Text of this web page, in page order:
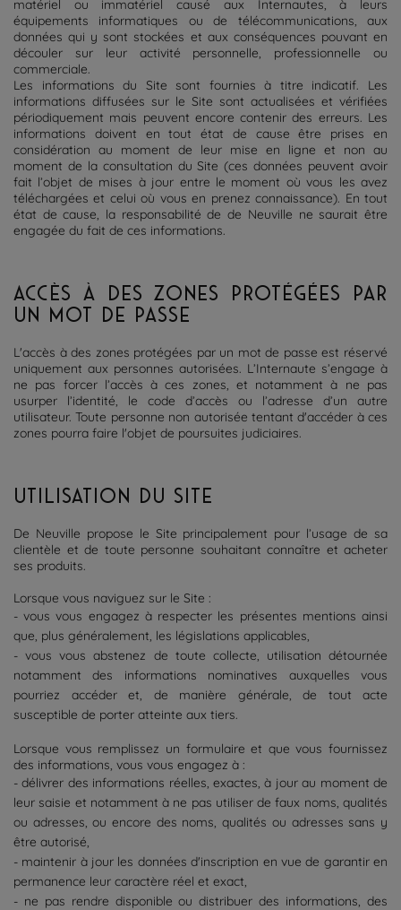
équipements informatiques ou de télécommunications, aux
données qui y sont stockées et aux conséquences pouvant en
découler sur leur activité personnelle, professionnelle ou
commerciale.
Les informations du Site sont fournies à titre indicatif. Les
informations diffusées sur le Site sont actualisées et vérifiées
périodiquement mais peuvent encore contenir des erreurs. Les
informations doivent en tout état de cause être prises en
considération au moment de leur mise en ligne et non au
moment de la consultation du Site (ces données peuvent avoir
fait l’objet de mises à jour entre le moment où vous les avez
téléchargées et celui où vous en prenez connaissance). En tout
état de cause, la responsabilité de de Neuville ne saurait être
engagée du fait de ces informations.
ACCÈS À DES ZONES PROTÉGÉES PAR
UN MOT DE PASSE
L'accès à des zones protégées par un mot de passe est réservé
uniquement aux personnes autorisées. L’Internaute s’engage à
ne pas forcer l’accès à ces zones, et notamment à ne pas
usurper l’identité, le code d’accès ou l’adresse d’un autre
utilisateur. Toute personne non autorisée tentant d'accéder à ces
zones pourra faire l'objet de poursuites judiciaires.
UTILISATION DU SITE
De Neuville propose le Site principalement pour l’usage de sa
clientèle et de toute personne souhaitant connaître et acheter
ses produits.
Lorsque vous naviguez sur le Site :
- vous vous engagez à respecter les présentes mentions ainsi
que, plus généralement, les législations applicables,
- vous vous abstenez de toute collecte, utilisation détournée
notamment des informations nominatives auxquelles vous
pourriez accéder et, de manière générale, de tout acte
susceptible de porter atteinte aux tiers.
Lorsque vous remplissez un formulaire et que vous fournissez
des informations, vous vous engagez à :
- délivrer des informations réelles, exactes, à jour au moment de
leur saisie et notamment à ne pas utiliser de faux noms, qualités
ou adresses, ou encore des noms, qualités ou adresses sans y
être autorisé,
- maintenir à jour les données d'inscription en vue de garantir en
permanence leur caractère réel et exact,
- ne pas rendre disponible ou distribuer des informations, des